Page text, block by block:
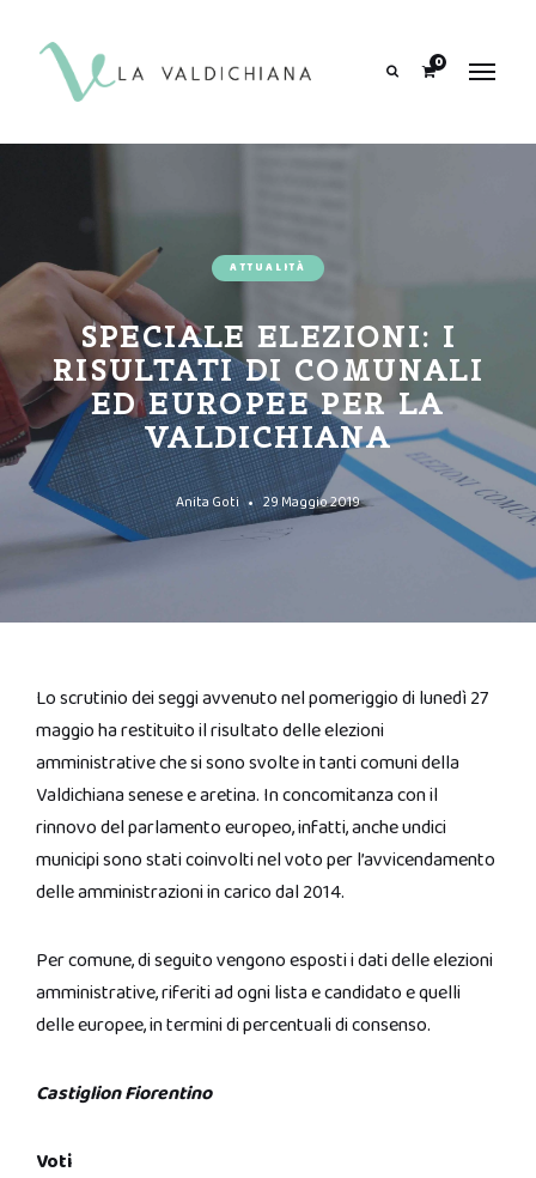
0
ATTUALITÀ
SPECIALE ELEZIONI: I
RISULTATI DI COMUNALI
ED EUROPEE PER LA
VALDICHIANA
Anita Goti 29 Maggio 2019
Lo scrutinio dei seggi avvenuto nel pomeriggio di lunedì 27
maggio ha restituito il risultato delle elezioni
amministrative che si sono svolte in tanti comuni della
Valdichiana senese e aretina. In concomitanza con il
rinnovo del parlamento europeo, infatti, anche undici
municipi sono stati coinvolti nel voto per l’avvicendamento
delle amministrazioni in carico dal 2014.
Per comune, di seguito vengono esposti i dati delle elezioni
amministrative, riferiti ad ogni lista e candidato e quelli
delle europee, in termini di percentuali di consenso.
Castiglion Fiorentino
Voti